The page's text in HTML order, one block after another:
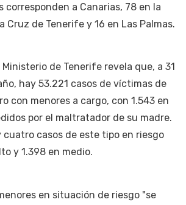
corresponden a Canarias, 78 en la
Cruz de Tenerife y 16 en Las Palmas.
de Tenerife revela que, a 31
hay 53.221 casos de víctimas de
con menores a cargo, con 1.543 en
por el maltratador de su madre.
casos de este tipo en riesgo
y 1.398 en medio.
en situación de riesgo "se